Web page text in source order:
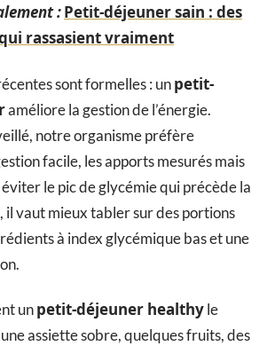
:Petit-déjeuner sain : des
rassasient vraiment
sont formelles : unpetit-
améliore la gestion de l’énergie.
notre organisme préfère
facile, les apports mesurés mais
le pic de glycémie qui précède la
il vaut mieux tabler sur des portions
à index glycémique bas et une
unpetit-déjeuner healthyle
assiette sobre, quelques fruits, des